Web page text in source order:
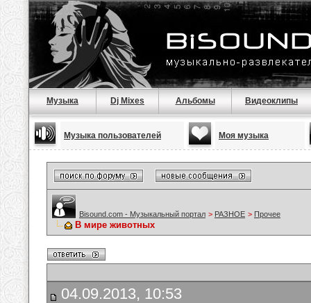
Музыка Dj Mixes Альбомы Видеоклипы
Музыка пользователей Моя музыка
Bisound.com - Музыкальный портал > РАЗНОЕ > Прочее
В мире животных
04.09.2013, 10:53